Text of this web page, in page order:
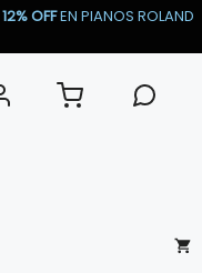
12% OFFEN PIANOS ROLAND